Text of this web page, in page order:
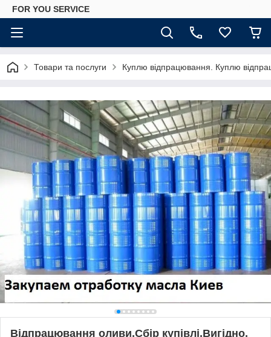
FOR YOU SERVICE
Товари та послуги Куплю відпрацювання. Куплю
Відпрацювання оливи.Сбір купівлі.Вигідно.